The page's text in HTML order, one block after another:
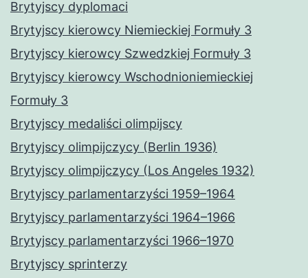
Brytyjscy dyplomaci
Brytyjscy kierowcy Niemieckiej Formuły 3
Brytyjscy kierowcy Szwedzkiej Formuły 3
Brytyjscy kierowcy Wschodnioniemieckiej
Formuły 3
Brytyjscy medaliści olimpijscy
Brytyjscy olimpijczycy (Berlin 1936)
Brytyjscy olimpijczycy (Los Angeles 1932)
Brytyjscy parlamentarzyści 1959–1964
Brytyjscy parlamentarzyści 1964–1966
Brytyjscy parlamentarzyści 1966–1970
Brytyjscy sprinterzy